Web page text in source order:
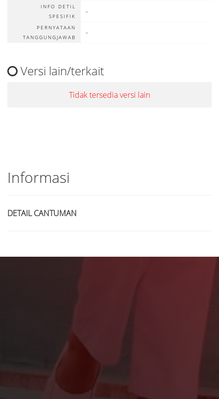
INFO DETIL
SPESIFIK
-
PERNYATAAN
TANGGUNGJAWAB
-
Versi lain/terkait
Tidak tersedia versi lain
Informasi
DETAIL CANTUMAN